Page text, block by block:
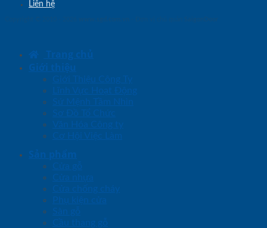
Liên hệ
Trang chủ
Giới thiệu
Giới Thiệu Công Ty
Lĩnh Vực Hoạt Động
Sứ Mệnh Tầm Nhìn
Sơ Đồ Tổ Chức
Văn Hóa Công ty
Cơ Hội Việc Làm
Sản phẩm
Cửa gỗ
Cửa nhựa
Cửa chống cháy
Phụ kiện cửa
Sàn gỗ
Cầu thang gỗ